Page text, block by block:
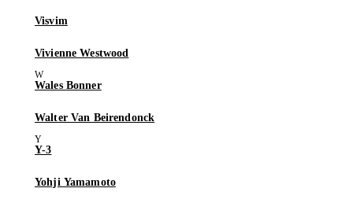
Visvim
Vivienne Westwood
Wales Bonner
Walter Van Beirendonck
Y-3
Yohji Yamamoto